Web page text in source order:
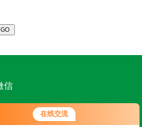
在线交流
信
加微信，了解更多信息：